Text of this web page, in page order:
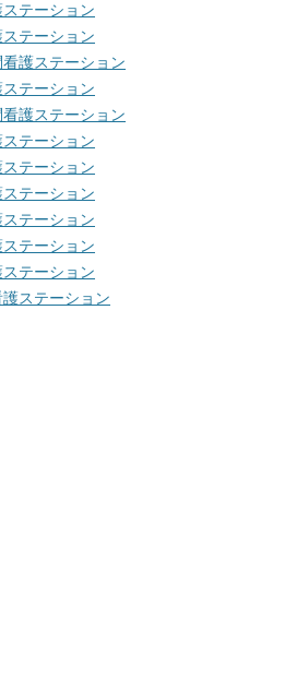
ステーション
ステーション
看護ステーション
ステーション
看護ステーション
ステーション
ステーション
ステーション
ステーション
ステーション
ステーション
護ステーション